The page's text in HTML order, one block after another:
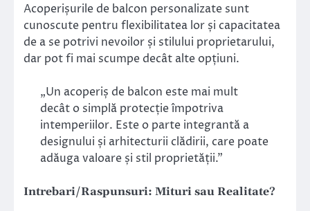
Acoperișurile de balcon personalizate sunt
cunoscute pentru flexibilitatea lor și capacitatea
de a se potrivi nevoilor și stilului proprietarului,
dar pot fi mai scumpe decât alte opțiuni.
„Un acoperiș de balcon este mai mult
decât o simplă protecție împotriva
intemperiilor. Este o parte integrantă a
designului și arhitecturii clădirii, care poate
adăuga valoare și stil proprietății.”
Intrebari/Raspunsuri: Mituri sau Realitate?